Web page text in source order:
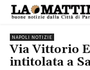
NAPOLI NOTIZIE
Via Vittorio
intitolata a